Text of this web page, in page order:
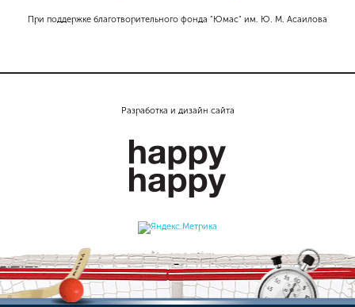
При поддержке благотворительного фонда "Юмас" им. Ю. М. Асаилова
Разработка и дизайн сайта